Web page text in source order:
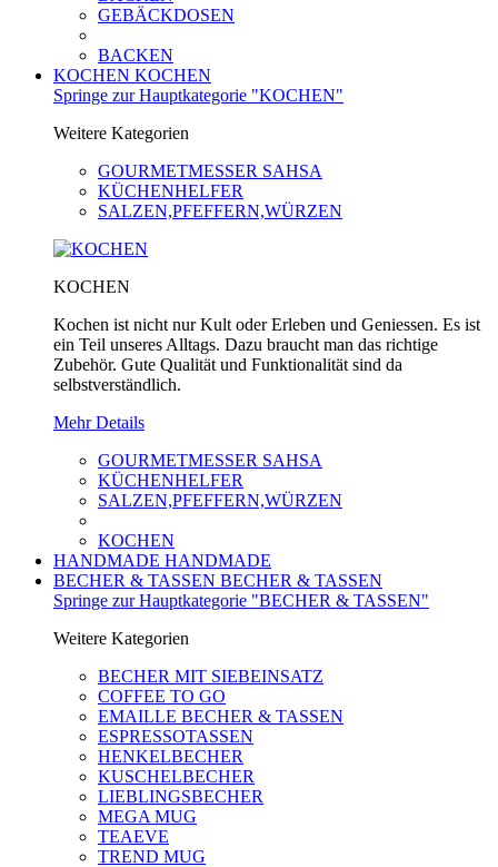
GEBÄCKDOSEN
BACKEN
KOCHEN KOCHEN
Springe zur Hauptkategorie "KOCHEN"
Weitere Kategorien
GOURMETMESSER SAHSA
KÜCHENHELFER
SALZEN,PFEFFERN,WÜRZEN
KOCHEN
Kochen ist nicht nur Kult oder Erleben und Geniessen. Es ist
ein Teil unseres Alltags. Dazu braucht man das richtige
Zubehör. Gute Qualität und Funktionalität sind da
selbstverständlich.
Mehr Details
GOURMETMESSER SAHSA
KÜCHENHELFER
SALZEN,PFEFFERN,WÜRZEN
KOCHEN
HANDMADE HANDMADE
BECHER & TASSEN BECHER & TASSEN
Springe zur Hauptkategorie "BECHER & TASSEN"
Weitere Kategorien
BECHER MIT SIEBEINSATZ
COFFEE TO GO
EMAILLE BECHER & TASSEN
ESPRESSOTASSEN
HENKELBECHER
KUSCHELBECHER
LIEBLINGSBECHER
MEGA MUG
TEAEVE
TREND MUG